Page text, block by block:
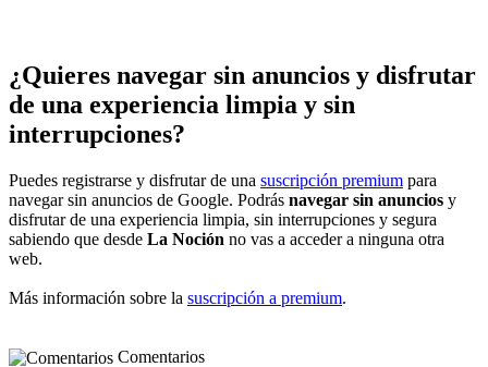
¿Quieres navegar sin anuncios y disfrutar
de una experiencia limpia y sin
interrupciones?
Puedes registrarse y disfrutar de una suscripción premium para
navegar sin anuncios de Google. Podrás navegar sin anuncios y
disfrutar de una experiencia limpia, sin interrupciones y segura
sabiendo que desde La Noción no vas a acceder a ninguna otra
web.
Más información sobre la suscripción a premium.
Comentarios